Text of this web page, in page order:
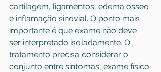
cartilagem, ligamentos, edema ósseo
e inflamação sinovial. O ponto mais
importante é que exame não deve
ser interpretado isoladamente. O
tratamento precisa considerar o
conjunto entre sintomas, exame físico